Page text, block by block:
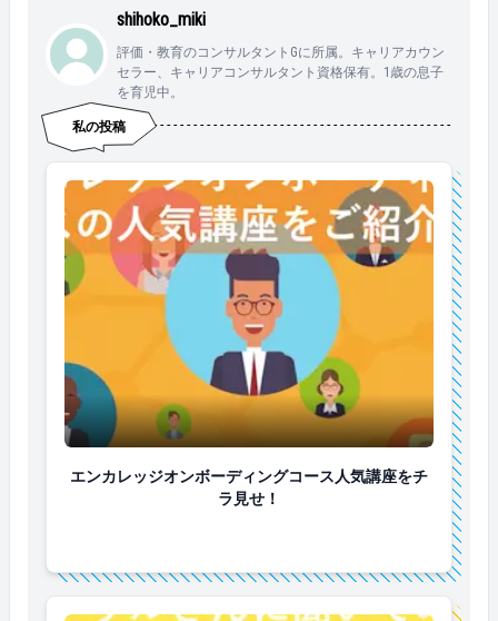
shihoko_miki
評価・教育のコンサルタントGに所属。キャリアカウン
セラー、キャリアコンサルタント資格保有。1歳の息子
を育児中。
私の投稿
エンカレッジオンボーディングコース人気講座をチラ
エンカレッジオンボーディングコース人気講座をチ
ラ見せ！